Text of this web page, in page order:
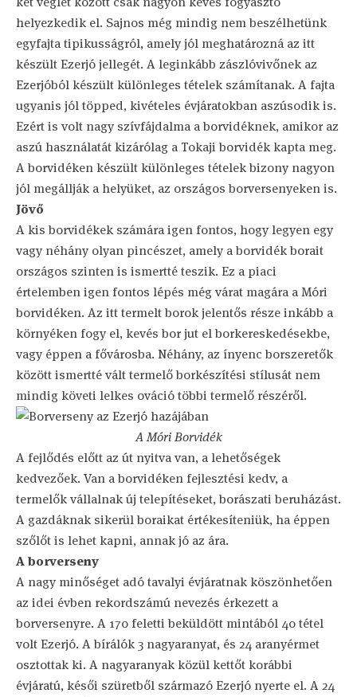
helyezkedik el. Sajnos még mindig nem beszélhetünk
egyfajta tipikusságról, amely jól meghatározná az itt
készült Ezerjó jellegét. A leginkább zászlóvivőnek az
Ezerjóból készült különleges tételek számítanak. A fajta
ugyanis jól töpped, kivételes évjáratokban aszúsodik is.
Ezért is volt nagy szívfájdalma a borvidéknek, amikor az
aszú használatát kizárólag a Tokaji borvidék kapta meg.
A borvidéken készült különleges tételek bizony nagyon
jól megállják a helyüket, az országos borversenyeken is.
Jövő
A kis borvidékek számára igen fontos, hogy legyen egy
vagy néhány olyan pincészet, amely a borvidék borait
országos szinten is ismertté teszik. Ez a piaci
értelemben igen fontos lépés még várat magára a Móri
borvidéken. Az itt termelt borok jelentős része inkább a
környéken fogy el, kevés bor jut el borkereskedésekbe,
vagy éppen a fővárosba. Néhány, az ínyenc borszeretők
között ismertté vált termelő borkészítési stílusát nem
mindig követi lelkes ováció többi termelő részéről.
A Móri Borvidék
A fejlődés előtt az út nyitva van, a lehetőségek
kedvezőek. Van a borvidéken fejlesztési kedv, a
termelők vállalnak új telepítéseket, borászati beruházást.
A gazdáknak sikerül boraikat értékesíteniük, ha éppen
szőlőt is lehet kapni, annak jó az ára.
A borverseny
A nagy minőséget adó tavalyi évjáratnak köszönhetően
az idei évben rekordszámú nevezés érkezett a
borversenyre. A 170 feletti beküldött mintából 40 tétel
volt Ezerjó. A bírálók 3 nagyaranyat, és 24 aranyérmet
osztottak ki. A nagyaranyak közül kettőt korábbi
évjáratú, késői szüretből származó Ezerjó nyerte el. A 24